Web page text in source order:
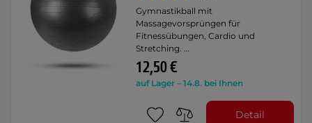
Gymnastikball mit
Massagevorsprüngen für
Fitnessübungen, Cardio und
Stretching. …
12,50 €
auf Lager – 14.8. bei Ihnen
Detail